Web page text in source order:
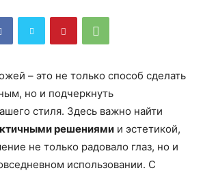
– это не только способ сделать
но и подчеркнуть
стиля. Здесь важно найти
решениями и эстетикой,
не только радовало глаз, но и
использовании. С